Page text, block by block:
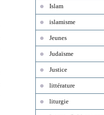
Islam
islamisme
Jeunes
Judaïsme
Justice
littérature
liturgie